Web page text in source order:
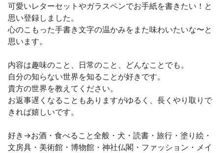
可愛いレターセットやガラスペンでお手紙を書きたい！と
思い登録しました。
心のこもった手書き文字の温かみをまた味わいたいな〜と
思います。
内容は趣味のこと、日常のこと、どんなことでも。
自分の知らない世界を知ることが好きです。
貴方の世界を教えてください。
お返事遅くなることもありますがゆるく、長くやり取りで
きれば嬉しいです。
好き→お酒・食べること全般・犬・読書・旅行・塗り絵・
文房具・美術館・博物館・神社仏閣・ファッション・メイ